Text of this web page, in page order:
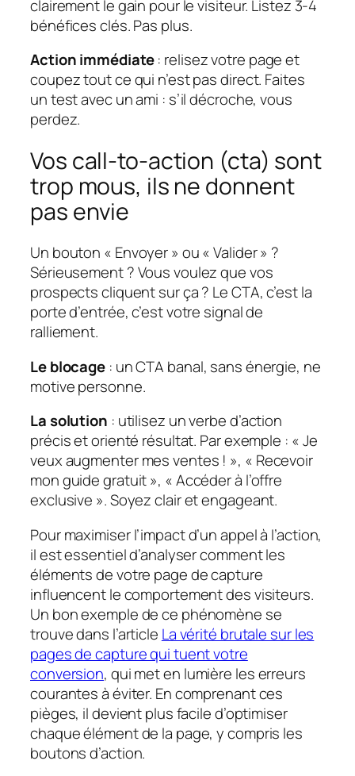
clairement le gain pour le visiteur. Listez 3-4
bénéfices clés. Pas plus.
Action immédiate: relisez votre page et
coupez tout ce qui n’est pas direct. Faites
un test avec un ami : s’il décroche, vous
perdez.
Vos call-to-action (cta) sont
trop mous, ils ne donnent
pas envie
Un bouton « Envoyer » ou « Valider » ?
Sérieusement ? Vous voulez que vos
prospects cliquent sur ça ? Le CTA, c’est la
porte d’entrée, c’est votre signal de
ralliement.
Le blocage : un CTA banal, sans énergie, ne
motive personne.
La solution : utilisez un verbe d’action
précis et orienté résultat. Par exemple : « Je
veux augmenter mes ventes ! », « Recevoir
mon guide gratuit », « Accéder à l’offre
exclusive ». Soyez clair et engageant.
Pour maximiser l’impact d’un appel à l’action,
il est essentiel d’analyser comment les
éléments de votre page de capture
influencent le comportement des visiteurs.
Un bon exemple de ce phénomène se
trouve dans l’article La vérité brutale sur les
pages de capture qui tuent votre
conversion, qui met en lumière les erreurs
courantes à éviter. En comprenant ces
pièges, il devient plus facile d’optimiser
chaque élément de la page, y compris les
boutons d’action.